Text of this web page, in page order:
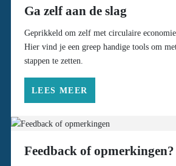
Ga zelf aan de slag
Geprikkeld om zelf met circulaire economie
Hier vind je een greep handige tools om
stappen te zetten.
LEES MEER
Feedback of opmerkingen?